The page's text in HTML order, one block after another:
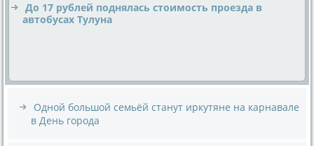
До 17 рублей поднялась стоимость проезда в
автобусах Тулуна
Одной большой семьёй станут иркутяне на карнавале
в День города